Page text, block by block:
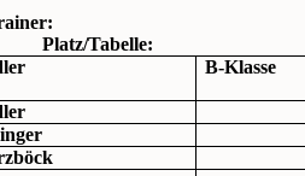
Trainer:
Tabelle:
B-Klasse